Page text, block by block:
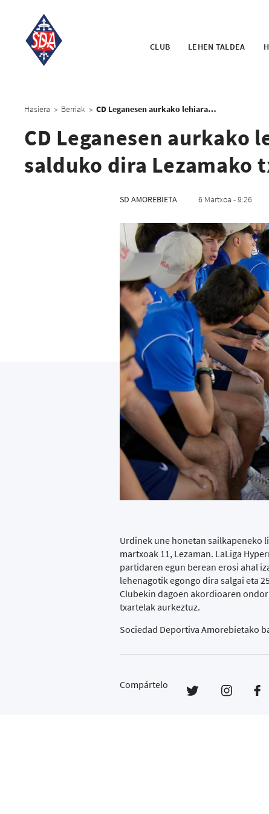
CLUB LEHEN TALDEA
Hasiera > Berriak > CD Leganesen aurkako lehiarako sarrerak astelehenean salduko dira Lezamako txarteldegietan
CD Leganesen aurkako
salduko dira Lezamako
SD AMOREBIETA 6 Martxoa - 9:26
Urdinek une honetan sailkapeneko
martxoak 11, Lezaman. LaLiga
partidaren egun berean erosi ahal
lehenagotik egongo dira salgai eta
Clubekin dagoen akordioaren
txartelak aurkeztuz.
Sociedad Deportiva Amorebietako
Compártelo